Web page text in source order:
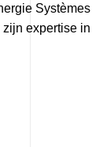
expertise